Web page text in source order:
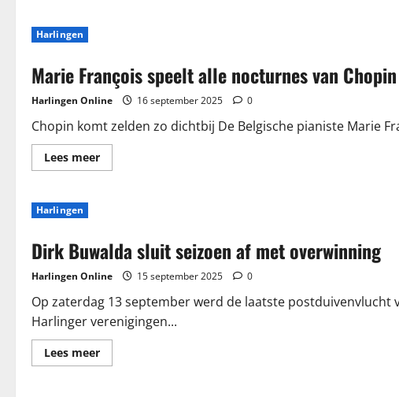
debat
over
drie
jaar
op
gezamenlijk
kompas’
Harlingen
Marie François speelt alle nocturnes van Chopin
Harlingen Online 16 september 2025 0
Chopin komt zelden zo dichtbij De Belgische pianiste Marie
Lees meerLees
meer
van
Chopin
Harlingen
Dirk Buwalda sluit seizoen af met overwinning
Harlingen Online 15 september 2025 0
Op zaterdag 13 september werd de laatste postduivenvlucht
Harlinger verenigingen...
Lees meerLees
meer